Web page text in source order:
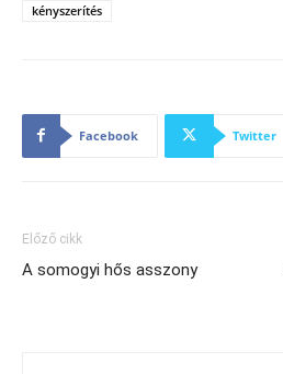
kényszerítés
Facebook Twitter
Előző cikk
A somogyi hős asszony